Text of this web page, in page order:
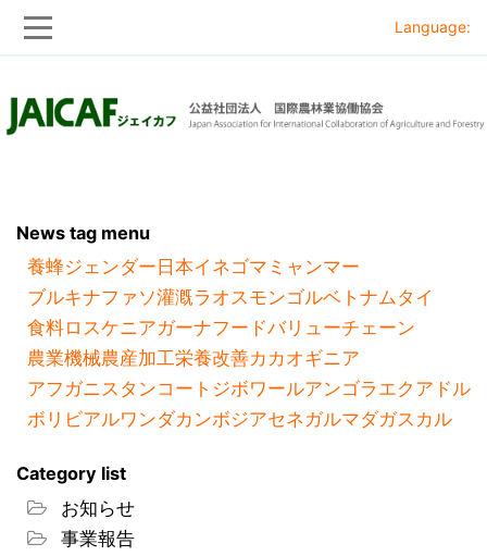
to
to
Language:
News tag menu
養蜂ジェンダー 日本イネゴマ ミャンマー
ブルキナファソ灌漑ラオスモンゴルベトナムタイ
食料ロスケニアガーナフードバリューチェーン
農業機械農産加工栄養改善カカオギニア
アフガニスタンコートジボワールアンゴラ エクアドル
ボリビアルワンダカンボジアセネガルマダガスカル
Category list
お知らせ
事業報告